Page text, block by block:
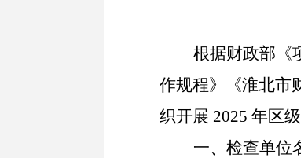
根据财政部《
作规程》《淮北市
织开展 2025 年区
一、 检查单位